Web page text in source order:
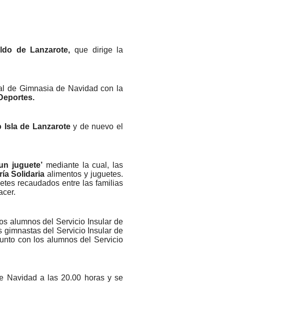
de Lanzarote, que dirige la
de Gimnasia de Navidad con la
Isla de Lanzarotey de nuevo el
juguete’ mediante la cual, las
Solidariaalimentos y juguetes.
recaudados entre las familias
alumnos del Servicio Insular de
gimnastas del Servicio Insular de
con los alumnos del Servicio
Navidad a las 20.00 horas y se